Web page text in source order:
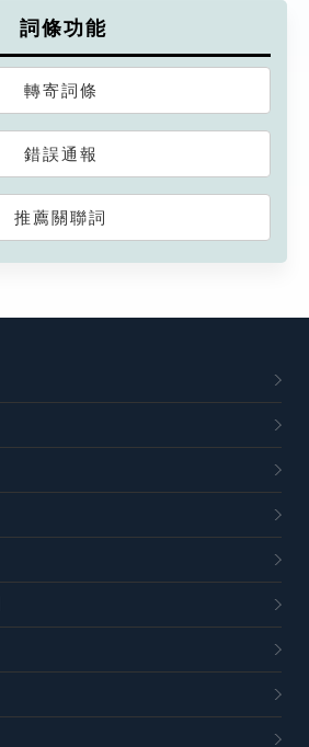
詞條功能
轉寄詞條
錯誤通報
推薦關聯詞